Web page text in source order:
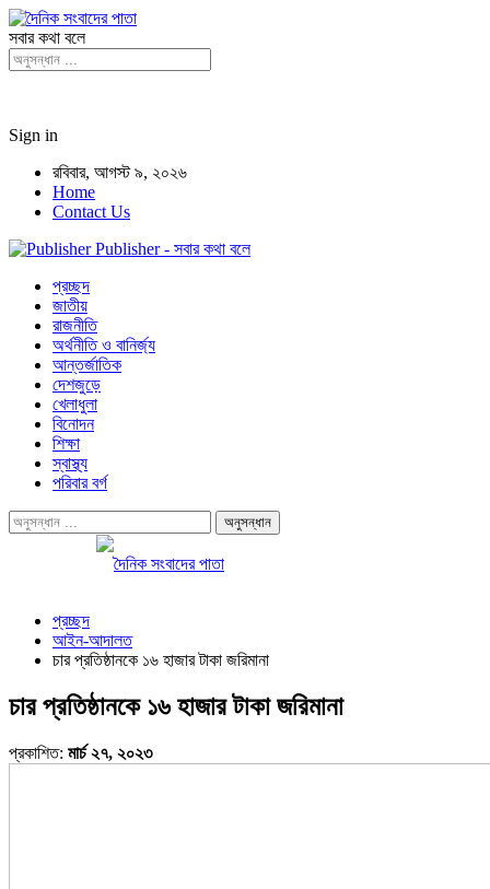
সবার কথা বলে
Sign in
রবিবার, আগস্ট ৯, ২০২৬
Home
Contact Us
Publisher - সবার কথা বলে
প্রচ্ছদ
জাতীয়
রাজনীতি
অর্থনীতি ও বানির্জ্য
আন্তর্জাতিক
দেশজুড়ে
খেলাধুলা
বিনোদন
শিক্ষা
স্বাস্থ্য
পরিবার বর্গ
প্রচ্ছদ
আইন-আদালত
চার প্রতিষ্ঠানকে ১৬ হাজার টাকা জরিমানা
চার প্রতিষ্ঠানকে ১৬ হাজার টাকা জরিমানা
প্রকাশিত: মার্চ ২৭, ২০২৩